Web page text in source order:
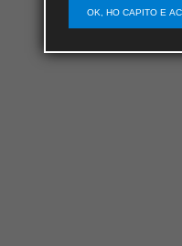
OK, HO CAPITO E